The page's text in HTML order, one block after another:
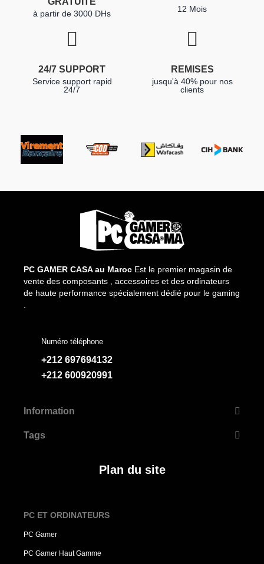
à partir de 3000 DHs 12 Mois
24/7 SUPPORT
Service support rapid
24/7
REMISES
jusqu'à 40% pour nos
clients
PC GAMER CASA au Maroc Est le premier magasin de
vente des composants , accessoires et des ordinateurs
de haute performance spécialement dédié pour le gaming
Numéro téléphone
+212 697694132
+212 600920991
Information
Tags
Plan du site
PC ET ORDINATEURS
PC Gamer
PC Gamer Haut Gamme